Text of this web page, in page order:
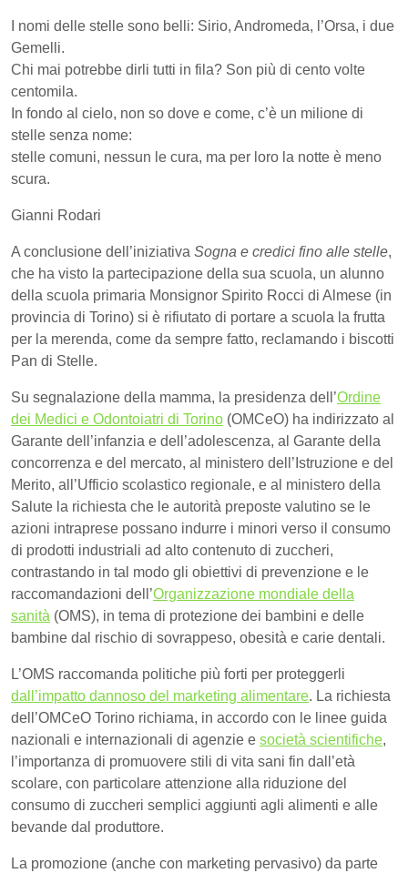
I nomi delle stelle sono belli: Sirio, Andromeda, l’Orsa, i due
Gemelli.
Chi mai potrebbe dirli tutti in fila? Son più di cento volte
centomila.
In fondo al cielo, non so dove e come, c’è un milione di
stelle senza nome:
stelle comuni, nessun le cura, ma per loro la notte è meno
scura.
Gianni Rodari
A conclusione dell’iniziativa Sogna e credici fino alle stelle,
che ha visto la partecipazione della sua scuola, un alunno
della scuola primaria Monsignor Spirito Rocci di Almese (in
provincia di Torino) si è rifiutato di portare a scuola la frutta
per la merenda, come da sempre fatto, reclamando i biscotti
Pan di Stelle.
Su segnalazione della mamma, la presidenza dell’Ordine
dei Medici e Odontoiatri di Torino (OMCeO) ha indirizzato al
Garante dell’infanzia e dell’adolescenza, al Garante della
concorrenza e del mercato, al ministero dell’Istruzione e del
Merito, all’Ufficio scolastico regionale, e al ministero della
Salute la richiesta che le autorità preposte valutino se le
azioni intraprese possano indurre i minori verso il consumo
di prodotti industriali ad alto contenuto di zuccheri,
contrastando in tal modo gli obiettivi di prevenzione e le
raccomandazioni dell’Organizzazione mondiale della
sanità (OMS), in tema di protezione dei bambini e delle
bambine dal rischio di sovrappeso, obesità e carie dentali.
L’OMS raccomanda politiche più forti per proteggerli
dall’impatto dannoso del marketing alimentare. La richiesta
dell’OMCeO Torino richiama, in accordo con le linee guida
nazionali e internazionali di agenzie e società scientifiche,
l’importanza di promuovere stili di vita sani fin dall’età
scolare, con particolare attenzione alla riduzione del
consumo di zuccheri semplici aggiunti agli alimenti e alle
bevande dal produttore.
La promozione (anche con marketing pervasivo) da parte